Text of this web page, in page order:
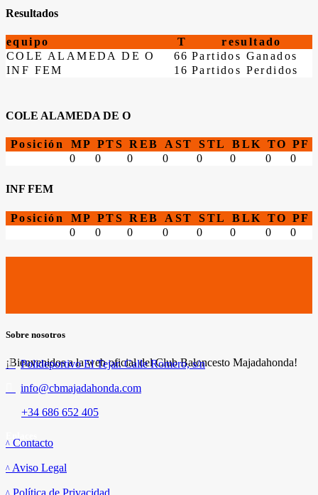
Resultados
equipo T
resultado
COLE ALAMEDA DE O
66 Partidos Ganados
INF FEM
16 Partidos Perdidos
COLE ALAMEDA DE O
Posición MP PTS REB AST STL BLK TO PF
0
0 0 0 0 0 0 0
INF FEM
Posición MP PTS REB AST STL BLK TO PF
0
0 0 0 0 0 0 0
Sobre nosotros
¡Bienvenidos a la web oficial del Club Baloncesto Majadahonda!
Polideportivo El Tejar. Calle Romero, s/n
info@cbmajadahonda.com
+34 686 652 405
Contacto
Aviso Legal
Política de Privacidad